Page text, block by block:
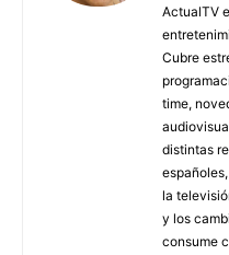
ActualTV
Cubre
time,
distintas
la
y los
consume